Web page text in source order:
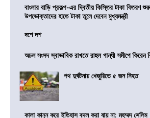
বাংলার বাড়ি প্রকল্প-এর দ্বিতীয় কিস্তির টাকা বিতরণ
উপভোক্তাদের হাতে টাকা তুলে দেবেন মুখ্যমন্ত্রী
দশে দশ
অচল সংসদ স্বাভাবিক রাখতে রাহুল গান্ধী সমীপে কিরেন
পথ দুর্ঘটনায় খেজুরিতে ৫ জন নিহত
কালা কানুন করে ইতিহাস বদল করা যায় না: মহম্মদ সেলিম